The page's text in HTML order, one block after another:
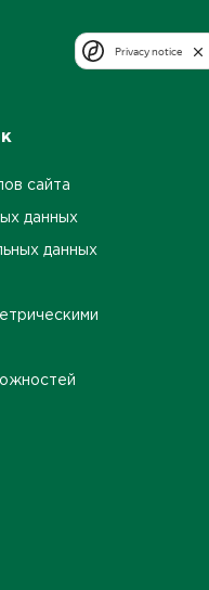
сайта
данных
данных
Privacy notice